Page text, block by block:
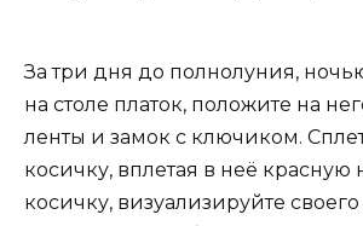
За три дня до полнолуния,
на столе платок, положите на
ленты и замок с ключиком.
косичку, вплетая в неё красную
косичку, визуализируйте